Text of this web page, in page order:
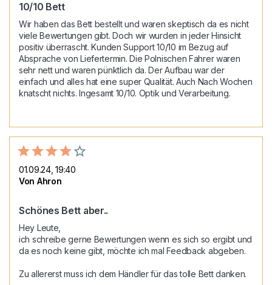
10/10 Bett
Wir haben das Bett bestellt und waren skeptisch da es nicht
viele Bewertungen gibt. Doch wir wurden in jeder Hinsicht
positiv überrascht. Kunden Support 10/10 im Bezug auf
Absprache von Liefertermin. Die Polnischen Fahrer waren
sehr nett und waren pünktlich da. Der Aufbau war der
einfach und alles hat eine super Qualität. Auch Nach Wochen
knatscht nichts. Ingesamt 10/10. Optik und Verarbeitung.
01.09.24, 19:40
Von Ahron
Schönes Bett aber..
Hey Leute,
ich schreibe gerne Bewertungen wenn es sich so ergibt und
da es noch keine gibt, möchte ich mal Feedback abgeben.
Zu allererst muss ich dem Händler für das tolle Bett danken.